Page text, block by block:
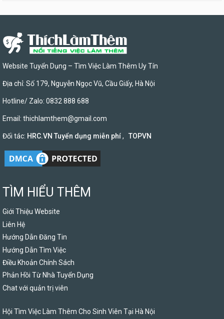
Website Tuyển Dụng – Tìm Việc Làm Thêm Uy Tín
Địa chỉ: Số 179, Nguyễn Ngọc Vũ, Cầu Giấy, Hà Nội
Hotline/ Zalo: 0832 888 688
Email: thichlamthem@gmail.com
Đối tác: HRC.VN Tuyển dụng miễn phí, TOPVN
TÌM HIỂU THÊM
Giới Thiệu Website
Liên Hệ
Hướng Dẫn Đăng Tin
Hướng Dẫn Tìm Việc
Điều Khoản Chính Sách
Phản Hồi Từ Nhà Tuyển Dụng
Chat với quản trị viên
Hội Tìm Việc Làm Thêm Cho Sinh Viên Tại Hà Nội